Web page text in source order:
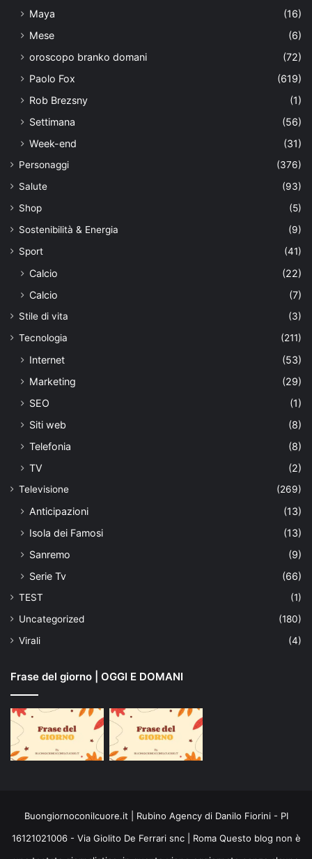
Maya
(16)
Mese
(6)
oroscopo branko domani
(72)
Paolo Fox
(619)
Rob Brezsny
(1)
Settimana
(56)
Week-end
(31)
Personaggi
(376)
Salute
(93)
Shop
(5)
Sostenibilità & Energia
(9)
Sport
(41)
Calcio
(22)
Calcio
(7)
Stile di vita
(3)
Tecnologia
(211)
Internet
(53)
Marketing
(29)
SEO
(1)
Siti web
(8)
Telefonia
(8)
TV
(2)
Televisione (269)
Anticipazioni
(13)
Isola dei Famosi
(13)
Sanremo
(9)
Serie Tv
(66)
TEST
(1)
Uncategorized
(180)
Virali
(4)
Frase del giorno | OGGI E DOMANI
Buongiornoconilcuore.it | Rubino Agency di Danilo Fiorini - PI
16121021006 - Via Giolito De Ferrari snc | Roma Questo blog non è